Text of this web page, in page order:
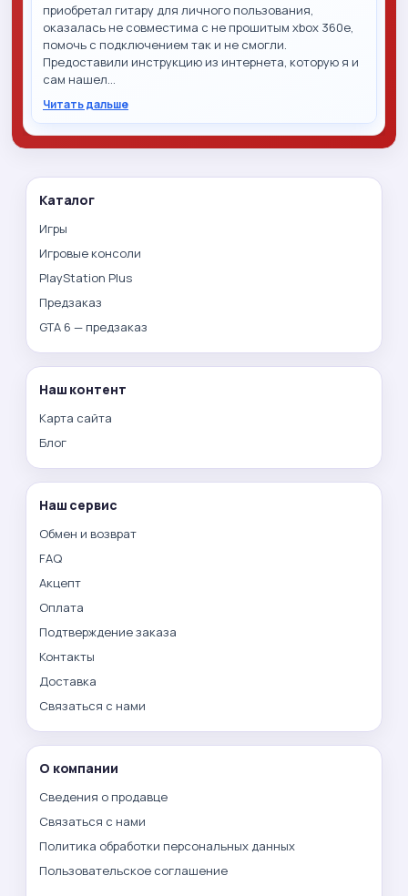
приобретал гитару для личного пользования,
оказалась не совместима с не прошитым xbox 360e,
помочь с подключением так и не смогли.
Предоставили инструкцию из интернета, которую я и
сам нашел…
Читать дальше
Каталог
Игры
Игровые консоли
PlayStation Plus
Предзаказ
GTA 6 — предзаказ
Наш контент
Карта сайта
Блог
Наш сервис
Обмен и возврат
FAQ
Акцепт
Оплата
Подтверждение заказа
Контакты
Доставка
Связаться с нами
О компании
Сведения о продавце
Связаться с нами
Политика обработки персональных данных
Пользовательское соглашение